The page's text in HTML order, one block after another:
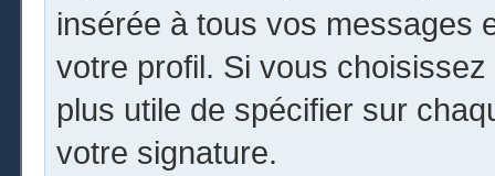
insérée à tous vos messages
votre profil. Si vous
plus utile de spécifier sur
votre signature.